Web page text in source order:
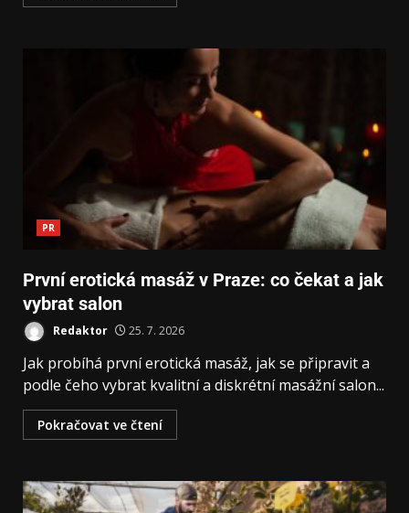
PR
První erotická masáž v Praze: co čekat a jak
vybrat salon
Redaktor 25. 7. 2026
Jak probíhá první erotická masáž, jak se připravit a
podle čeho vybrat kvalitní a diskrétní masážní salon...
Pokračovat ve čtení